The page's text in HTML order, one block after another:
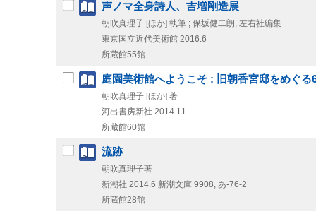
声ノマ全身詩人、吉増剛造展
朝吹真理子 [ほか] 執筆 ; 保坂健二朗, 左右社編集
東京国立近代美術館 2016.6
所蔵館55館
庭園美術館へようこそ : 旧朝香宮邸をめぐる
朝吹真理子 [ほか] 著
河出書房新社 2014.11
所蔵館60館
流跡
朝吹真理子著
新潮社 2014.6 新潮文庫 9908, あ-76-2
所蔵館28館